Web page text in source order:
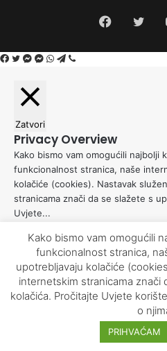
Facebook
Twitter
Messenger
Messenger
WhatsApp
Telegram
Viber
Kako bismo vam omogućili
funkcionalnost stranica,
upotrebljavaju kolačiće
internetskim stranicama znači
kolačića. Pročitajte Uvjete
o
PRIHVAĆAM
Zatvori
Privacy Overview
Kako bismo vam omogućili najbolji
funkcionalnost stranica, naše
kolačiće (cookies). Nastavak
stranicama znači da se slažete s
Uvjete...
Necessary
Uvijek omogućeno
Necessary cookies are
function properly. This category
ensures basic functionalities and
website. These cookies do not